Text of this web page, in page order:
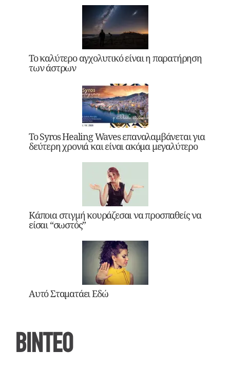
Το καλύτερο αγχολυτικό είναι η παρατήρηση
των άστρων
Το Syros Healing Waves επαναλαμβάνεται για
δεύτερη χρονιά και είναι ακόμα μεγαλύτερο
Κάποια στιγμή κουράζεσαι να προσπαθείς να
είσαι “σωστός”
Αυτό Σταματάει Εδώ
ΒΙΝΤΕΟ